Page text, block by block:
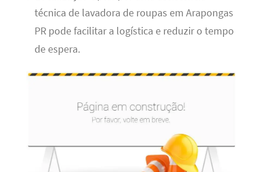
técnica de lavadora de roupas em Arapongas
PR pode facilitar a logística e reduzir o tempo
de espera.